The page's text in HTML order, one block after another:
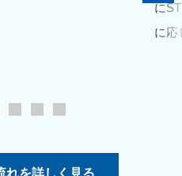
に
に応
れを詳しく見る